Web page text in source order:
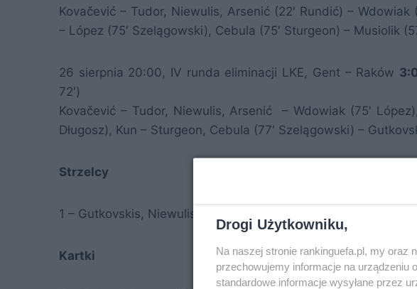
Kovačević – Tudor, Niewulis, Arsenić (22′ Rundić) – Wdowiak
– López (75′ Szelągowski), Cebula (75′ Sturgeon) – Musiolik
26 sierpnia 20:00, IV runda eliminacji LKE, Gent – Raków
72′)
Kovačević – Tudor, Niewulis, Arsenić – Wdowiak (75′
Długosz), Kun – Sturgeon, Cebula (77′ Szelągowski) –
Strzelcy
1 – Gutkovskis, Niewulis
Kartki
Drogi Użytkowniku,
Na naszej stronie rankinguefa.pl, my oraz
przechowujemy informacje na urządzeniu
standardowe informacje wysyłane przez